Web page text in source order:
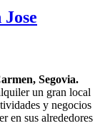
Segovia.
un gran local
y negocios
en sus alrededores